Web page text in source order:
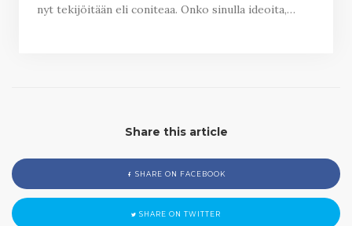
nyt tekijöitään eli coniteaa. Onko sinulla ideoita,…
Share this article
SHARE ON FACEBOOK
SHARE ON TWITTER